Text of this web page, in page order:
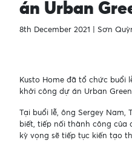
án Urban
8th December 2021 | Sơn
Kusto Home đã tổ chức buổi
khởi công dự án Urban
Tại buổi lễ, ông Sergey Nam,
biết, tiếp nối thành công
kỳ vọng sẽ tiếp tục kiến tạo